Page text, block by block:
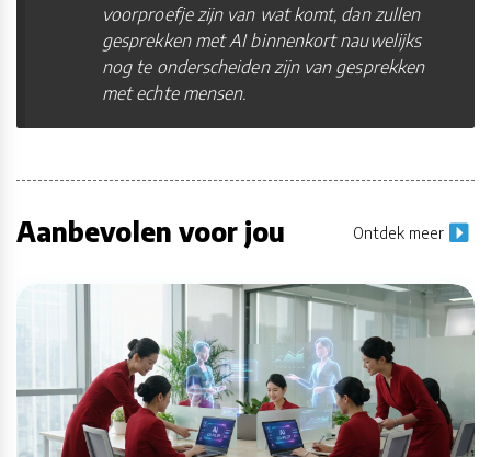
voorproefje zijn van wat komt, dan zullen
gesprekken met AI binnenkort nauwelijks
nog te onderscheiden zijn van gesprekken
met echte mensen.
Aanbevolen voor jou Ontdek meer